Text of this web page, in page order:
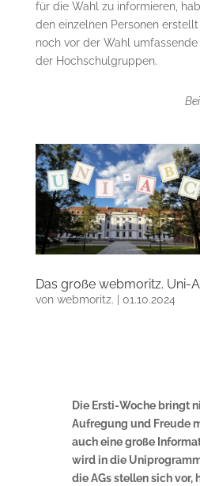
für die Wahl zu informieren,
den einzelnen Personen
noch vor der Wahl
der Hochschulgruppen.
Das große webmoritz. Uni-
von webmoritz. 01.10.2024
Die Ersti-Woche bringt
Aufregung und Freude
auch eine große
wird in die
die AGs stellen sich vor,